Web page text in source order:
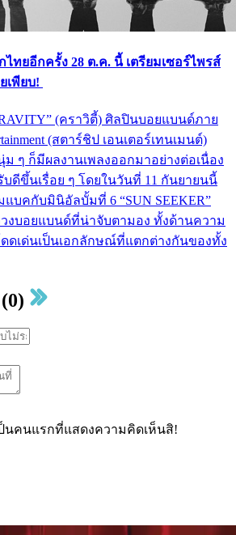
ทยอีกครั้ง 28 ต.ค. นี้ เตรียมเซอร์ไพรส์
เพียบ!
(คราวิตี้) ศิลปินบอยแบนด์ภาย
(สตาร์ชิป เอนเตอร์เทนเมนต์)
ๆ ก็มีผลงานเพลงออกมาอย่างต่อเนื่อง
ดีขึ้นเรื่อย ๆ โดยในวันที่ 11 กันยายนนี้
แบคกับมินิอัลบั้มที่ 6 “SUN SEEKER”
งบอยแบนด์ที่น่าจับตามอง ทั้งด้านความ
ดเด่นเป็นเอกลักษณ์ที่แตกต่างกันของทั้ง
นคนแรกที่แสดงความคิดเห็นสิ!